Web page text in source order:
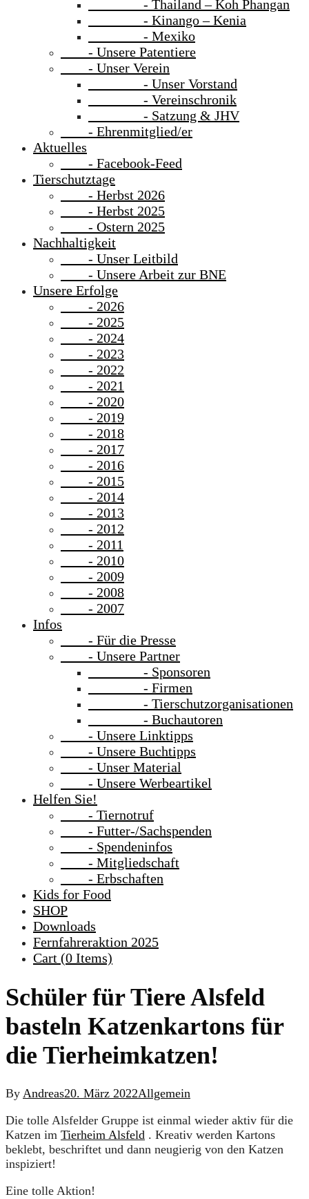
- Thailand – Koh Phangan
- Kinango – Kenia
- Mexiko
- Unsere Patentiere
- Unser Verein
- Unser Vorstand
- Vereinschronik
- Satzung & JHV
- Ehrenmitglied/er
Aktuelles
- Facebook-Feed
Tierschutztage
- Herbst 2026
- Herbst 2025
- Ostern 2025
Nachhaltigkeit
- Unser Leitbild
- Unsere Arbeit zur BNE
Unsere Erfolge
- 2026
- 2025
- 2024
- 2023
- 2022
- 2021
- 2020
- 2019
- 2018
- 2017
- 2016
- 2015
- 2014
- 2013
- 2012
- 2011
- 2010
- 2009
- 2008
- 2007
Infos
- Für die Presse
- Unsere Partner
- Sponsoren
- Firmen
- Tierschutzorganisationen
- Buchautoren
- Unsere Linktipps
- Unsere Buchtipps
- Unser Material
- Unsere Werbeartikel
Helfen Sie!
- Tiernotruf
- Futter-/Sachspenden
- Spendeninfos
- Mitgliedschaft
- Erbschaften
Kids for Food
SHOP
Downloads
Fernfahreraktion 2025
Cart (0 Items)
Schüler für Tiere Alsfeld
basteln Katzenkartons für
die Tierheimkatzen!
By Andreas20. März 2022Allgemein
Die tolle Alsfelder Gruppe ist einmal wieder aktiv für die
Katzen im Tierheim Alsfeld . Kreativ werden Kartons
beklebt, beschriftet und dann neugierig von den Katzen
inspiziert!
Eine tolle Aktion!